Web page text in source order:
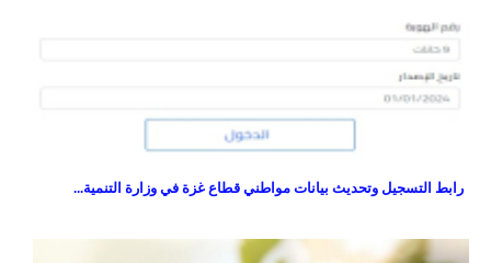
رابط التسجيل وتحديث بيانات مواطني قطاع غزة في وزارة التنمية...